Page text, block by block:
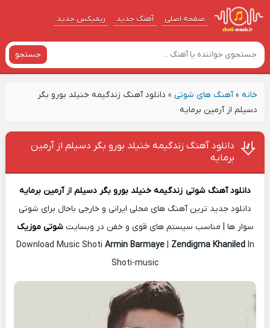
صفحه اصلی آهنگ‌ جدید ریمیکس جدید
جستجو
خانه»آهنگ های شوتی» دانلود آهنگ زندگیمه خنیلد بورو بگر
دسیلم از آرمین برمایه
دانلود آهنگ زندگیمه خنیلد بورو بگر دسیلم از آرمین
برمایه
دانلود آهنگ شوتی زندگیمه خنیلد بورو بگر دسیلم ازآرمین برمایه
دانلود جدید ترین آهنگ های محلی ایرانی و خارجی باحال برای شوتی
سوار ها | مناسب سیستم های قوی و خفن در وبسایتشوتی موزیک
Download Music Shoti Armin Barmaye| Zendigma KhaniledIn
Shoti-music